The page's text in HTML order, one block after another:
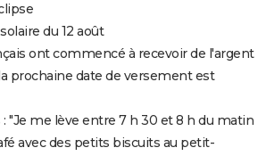
du 12 août
ont commencé à recevoir de l'argent
prochaine date de versement est
: "Je me lève entre 7 h 30 et 8 h du matin
avec des petits biscuits au petit-